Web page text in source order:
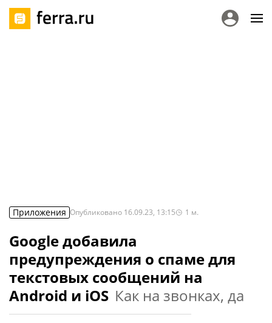
Приложения Опубликовано 16.09.23, 13:15 1 м.
Google добавила
предупреждения о спаме для
текстовых сообщений на
Android и iOS Как на звонках, да